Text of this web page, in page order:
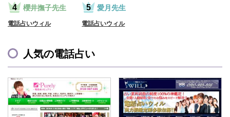
櫻井撫子先生
電話占いウィル
愛月先生
電話占いウィル
人気の電話占い